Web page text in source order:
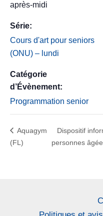
après-midi
Série:
Cours d'art pour seniors
(ONU) – lundi
Catégorie
d’Évènement:
Programmation senior
Aquagym
(FL)
Dispositif
personnes